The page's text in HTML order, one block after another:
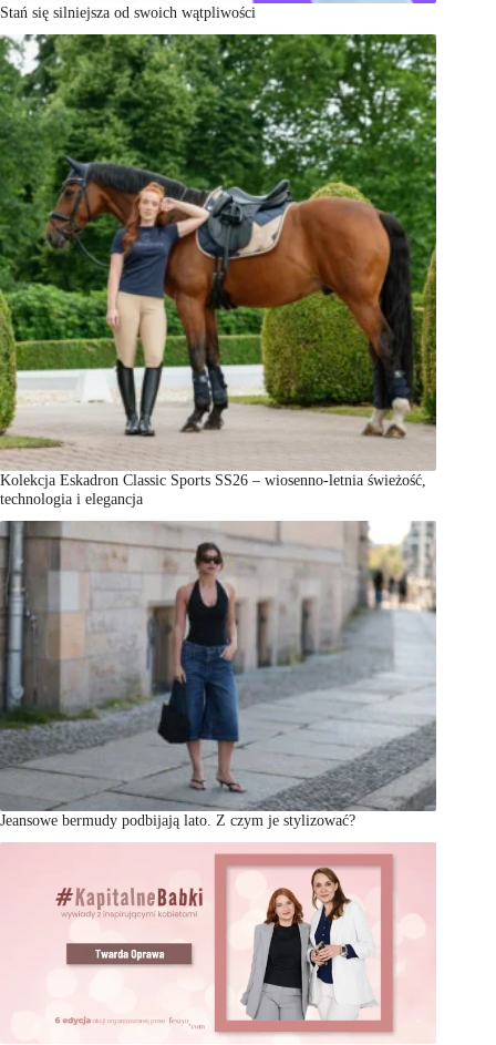
Stań się silniejsza od swoich wątpliwości
Kolekcja Eskadron Classic Sports SS26 – wiosenno-letnia świeżość,
technologia i elegancja
Jeansowe bermudy podbijają lato. Z czym je stylizować?